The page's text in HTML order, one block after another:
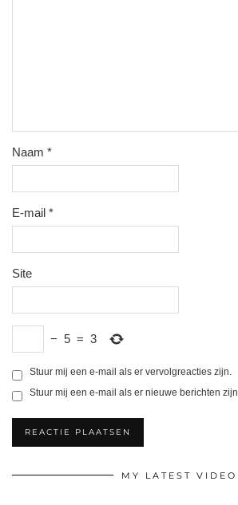
Naam *
E-mail *
Site
− 5 = 3
Stuur mij een e-mail als er vervolgreacties zijn.
Stuur mij een e-mail als er nieuwe berichten zijn.
MY LATEST VIDEO